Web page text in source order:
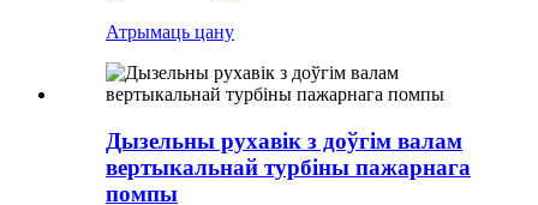
Атрымаць цану
Дызельны рухавік з доўгім валам
вертыкальнай турбіны пажарнага
помпы